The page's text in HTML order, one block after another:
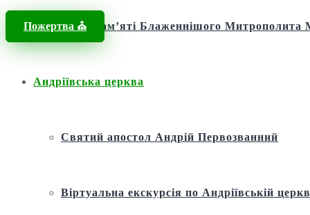
Фонд пам’яті Блаженнішого
Андріївська церква
Святий апостол Андрій Первозванний
Віртуальна екскурсія по Андріївській
Пожертва ⛪️